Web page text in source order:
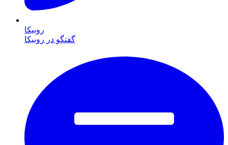
روبیکا
گفتگو در روبیکا